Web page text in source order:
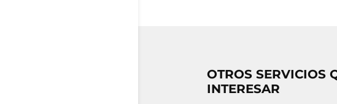
OTROS SERVICIOS
INTERESAR